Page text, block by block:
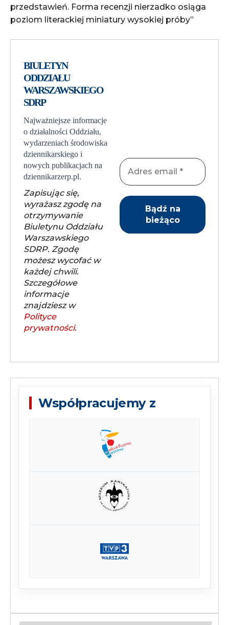
przedstawień. Forma recenzji nierzadko osiąga
poziom literackiej miniatury wysokiej próby”
BIULETYN
ODDZIAŁU
WARSZAWSKIEGO
SDRP
Najważniejsze informacje
o działalności Oddziału,
wydarzeniach środowiska
dziennikarskiego i
nowych publikacjach na
dziennikarzerp.pl.
Zapisując się,
wyrażasz zgodę na
otrzymywanie
Biuletynu Oddziału
Warszawskiego
SDRP. Zgodę
możesz wycofać w
każdej chwili.
Szczegółowe
informacje
znajdziesz w
Polityce
prywatności.
Współpracujemy z